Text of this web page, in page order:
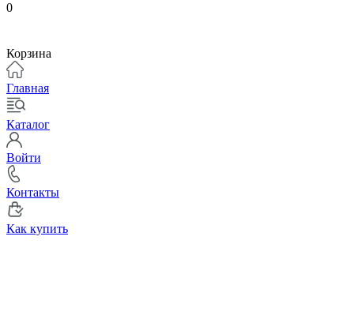
0
Корзина
Главная
Каталог
Войти
Контакты
Как купить